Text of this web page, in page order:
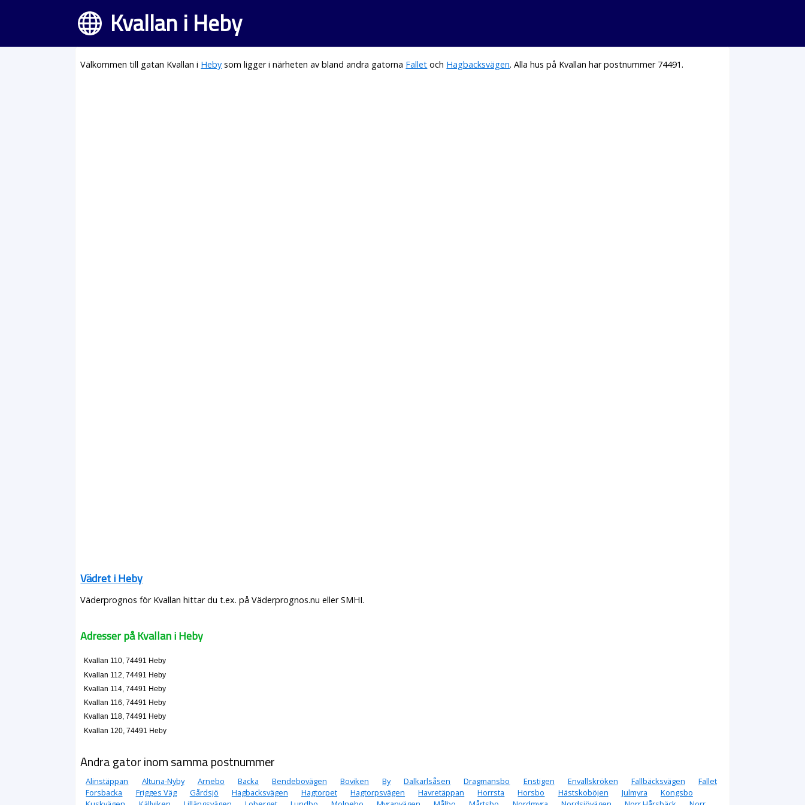
Kvallan i Heby
Välkommen till gatan Kvallan i Heby som ligger i närheten av bland andra gatorna Fallet och Hagbacksvägen. Alla hus på Kvallan har postnummer 74491.
Vädret i Heby
Väderprognos för Kvallan hittar du t.ex. på Väderprognos.nu eller SMHI.
Adresser på Kvallan i Heby
Kvallan 110, 74491 Heby
Kvallan 112, 74491 Heby
Kvallan 114, 74491 Heby
Kvallan 116, 74491 Heby
Kvallan 118, 74491 Heby
Kvallan 120, 74491 Heby
Andra gator inom samma postnummer
Alinstäppan Altuna-Nyby Arnebo Backa Bendebovägen Boviken By Dalkarlsåsen Dragmansbo Enstigen Envallskröken Fallbäcksvägen
Fallet
Forsbacka
Frigges Väg Gårdsjö Hagbacksvägen Hagtorpet Hagtorpsvägen Havretäppan Horrsta Horsbo Hästskoböjen Julmyra
Kongsbo